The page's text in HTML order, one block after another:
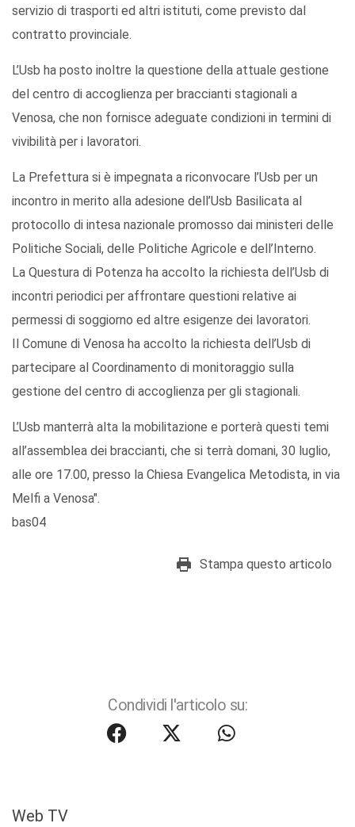
servizio di trasporti ed altri istituti, come previsto dal
contratto provinciale.
L’Usb ha posto inoltre la questione della attuale gestione
del centro di accoglienza per braccianti stagionali a
Venosa, che non fornisce adeguate condizioni in termini di
vivibilità per i lavoratori.
La Prefettura si è impegnata a riconvocare l’Usb per un
incontro in merito alla adesione dell’Usb Basilicata al
protocollo di intesa nazionale promosso dai ministeri delle
Politiche Sociali, delle Politiche Agricole e dell’Interno.
La Questura di Potenza ha accolto la richiesta dell’Usb di
incontri periodici per affrontare questioni relative ai
permessi di soggiorno ed altre esigenze dei lavoratori.
Il Comune di Venosa ha accolto la richiesta dell’Usb di
partecipare al Coordinamento di monitoraggio sulla
gestione del centro di accoglienza per gli stagionali.
L’Usb manterrà alta la mobilitazione e porterà questi temi
all’assemblea dei braccianti, che si terrà domani, 30 luglio,
alle ore 17.00, presso la Chiesa Evangelica Metodista, in via
Melfi a Venosa".
bas04
Stampa questo articolo
Condividi l'articolo su:
Web TV